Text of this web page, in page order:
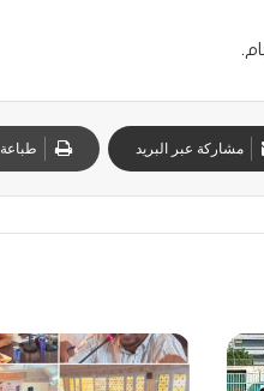
مشاركة عبر البريد طباعة